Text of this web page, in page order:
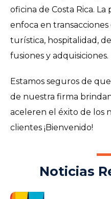
oficina de Costa Rica. La
enfoca en transacciones
turística, hospitalidad,
fusiones y adquisiciones.
Estamos seguros de
de nuestra firma
aceleren el éxito de los
clientes ¡Bienvenido!
Noticias